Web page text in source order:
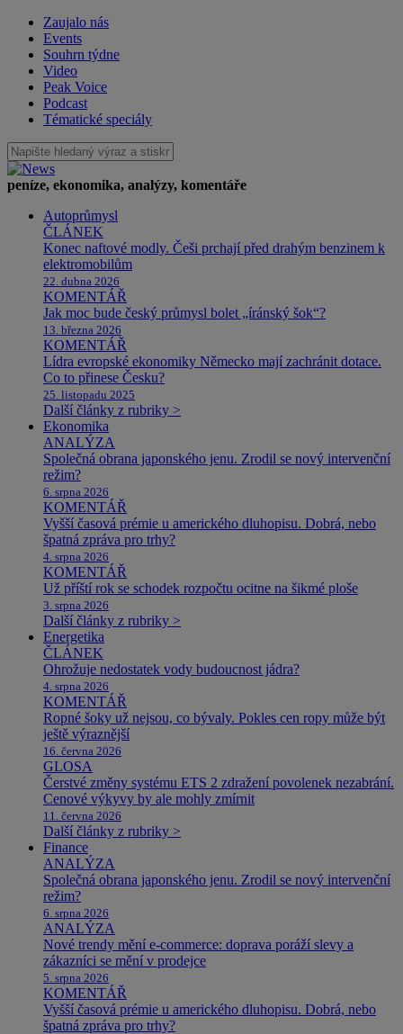
Zaujalo nás
Events
Souhrn týdne
Video
Peak Voice
Podcast
Tématické speciály
peníze, ekonomika, analýzy, komentáře
Autoprůmysl
ČLÁNEK
Konec naftové modly. Češi prchají před drahým benzinem k
elektromobilům
22. dubna 2026
KOMENTÁŘ
Jak moc bude český průmysl bolet „íránský šok“?
13. března 2026
KOMENTÁŘ
Lídra evropské ekonomiky Německo mají zachránit dotace.
Co to přinese Česku?
25. listopadu 2025
Další články z rubriky >
Ekonomika
ANALÝZA
Společná obrana japonského jenu. Zrodil se nový intervenční
režim?
6. srpna 2026
KOMENTÁŘ
Vyšší časová prémie u amerického dluhopisu. Dobrá, nebo
špatná zpráva pro trhy?
4. srpna 2026
KOMENTÁŘ
Už příští rok se schodek rozpočtu ocitne na šikmé ploše
3. srpna 2026
Další články z rubriky >
Energetika
ČLÁNEK
Ohrožuje nedostatek vody budoucnost jádra?
4. srpna 2026
KOMENTÁŘ
Ropné šoky už nejsou, co bývaly. Pokles cen ropy může být
ještě výraznější
16. června 2026
GLOSA
Čerstvé změny systému ETS 2 zdražení povolenek nezabrání.
Cenové výkyvy by ale mohly zmírnit
11. června 2026
Další články z rubriky >
Finance
ANALÝZA
Společná obrana japonského jenu. Zrodil se nový intervenční
režim?
6. srpna 2026
ANALÝZA
Nové trendy mění e-commerce: doprava poráží slevy a
zákazníci se mění v prodejce
5. srpna 2026
KOMENTÁŘ
Vyšší časová prémie u amerického dluhopisu. Dobrá, nebo
špatná zpráva pro trhy?